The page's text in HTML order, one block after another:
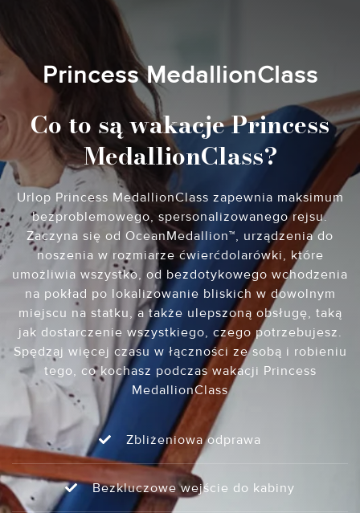
Princess MedallionClass
Co to są wakacje Princess
MedallionClass?
Urlop Princess MedallionClass zapewnia maksimum
bezproblemowego, spersonalizowanego rejsu.
Zaczyna się od OceanMedallion™, urządzenia do
noszenia w rozmiarze ćwierćdolarówki, które
umożliwia wszystko, od bezdotykowego wchodzenia
na pokład po lokalizowanie bliskich w dowolnym
miejscu na statku, a także ulepszoną obsługę, taką
jak dostarczenie wszystkiego, czego potrzebujesz.
Spędzaj więcej czasu w łączności ze sobą i robieniu
tego, co kochasz podczas wakacji Princess
MedallionClass
Zbliżeniowa odprawa
Bezkluczowe wejście do kabiny